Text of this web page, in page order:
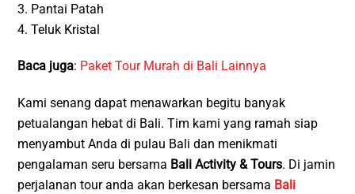
3. Pantai Patah
4. Teluk Kristal
Baca juga: Paket Tour Murah di Bali Lainnya
Kami senang dapat menawarkan begitu banyak
petualangan hebat di Bali. Tim kami yang ramah siap
menyambut Anda di pulau Bali dan menikmati
pengalaman seru bersama Bali Activity & Tours. Di jamin
perjalanan tour anda akan berkesan bersama Bali